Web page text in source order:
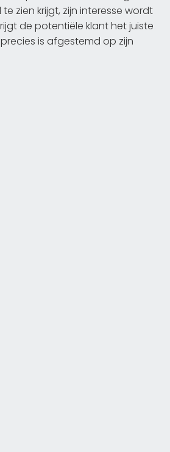
zien krijgt, zijn interesse wordt
de potentiële klant het juiste
is afgestemd op zijn